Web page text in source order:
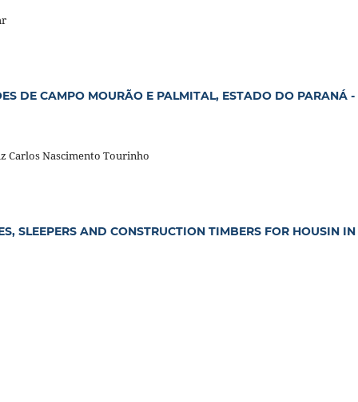
DE CAMPO MOURÃO E PALMITAL, ESTADO DO PARANÁ -
Carlos Nascimento Tourinho
SLEEPERS AND CONSTRUCTION TIMBERS FOR HOUSIN IN